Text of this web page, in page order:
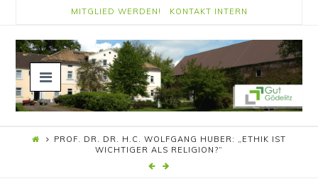
MITGLIED WERDEN! KONTAKT INTERN
Navigation
PROF. DR. DR. H.C. WOLFGANG HUBER: „ETHIK IST
WICHTIGER ALS RELIGION?“